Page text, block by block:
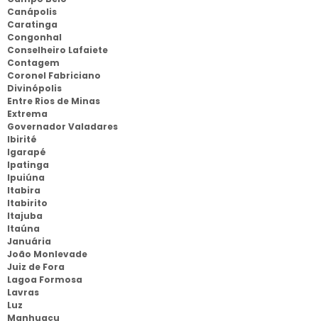
Canápolis
Caratinga
Congonhal
Conselheiro Lafaiete
Contagem
Coronel Fabriciano
Divinópolis
Entre Rios de Minas
Extrema
Governador Valadares
Ibirité
Igarapé
Ipatinga
Ipuiúna
Itabira
Itabirito
Itajuba
Itaúna
Januária
João Monlevade
Juiz de Fora
Lagoa Formosa
Lavras
Luz
Manhuaçu